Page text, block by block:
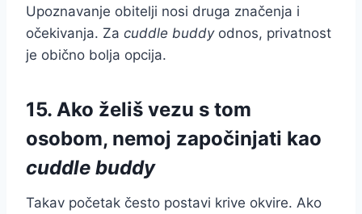
Upoznavanje obitelji nosi druga značenja i
očekivanja. Za cuddle buddyodnos, privatnost
je obično bolja opcija.
15. Ako želiš vezu s tom
osobom, nemoj započinjati kao
cuddle buddy
Takav početak često postavi krive okvire. Ako